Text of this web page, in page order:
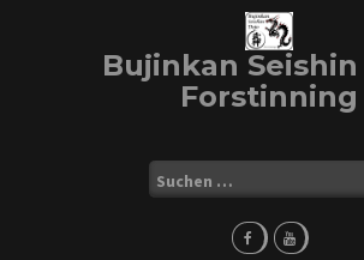
Bujinkan
Forstinning
Suchen
nach: